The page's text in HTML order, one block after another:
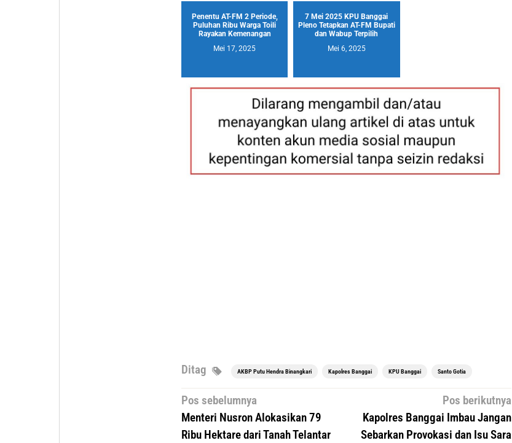
Penentu AT-FM 2 Periode,
Puluhan Ribu Warga Toili
Rayakan Kemenangan
Mei 17, 2025
7 Mei 2025 KPU Banggai
Pleno Tetapkan AT-FM Bupati
dan Wabup Terpilih
Mei 6, 2025
Ditag AKBP Putu Hendra Binangkari Kapolres Banggai KPU Banggai Santo Gotia
Navigasi
Pos sebelumnya
Menteri Nusron Alokasikan 79
Ribu Hektare dari Tanah Telantar
Pos berikutnya
Kapolres Banggai Imbau Jangan
Sebarkan Provokasi dan Isu Sara